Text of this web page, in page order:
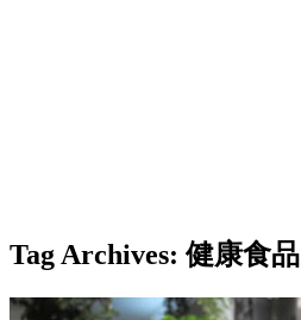
Tag Archives:健康食品